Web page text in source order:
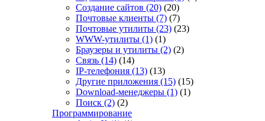
Создание сайтов (20) (20)
Почтовые клиенты (7) (7)
Почтовые утилиты (23) (23)
WWW-утилиты (1) (1)
Браузеры и утилиты (2) (2)
Связь (14) (14)
IP-телефония (13) (13)
Другие приложения (15) (15)
Download-менеджеры (1) (1)
Поиск (2) (2)
Программирование